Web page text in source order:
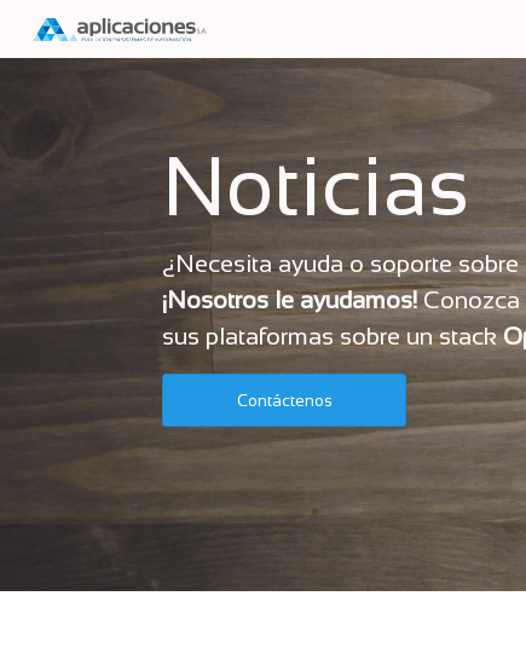
Noticias
¿Necesita ayuda o soporte
¡Nosotros le ayudamos!Conozca
sus plataformas sobre un stack
Contáctenos